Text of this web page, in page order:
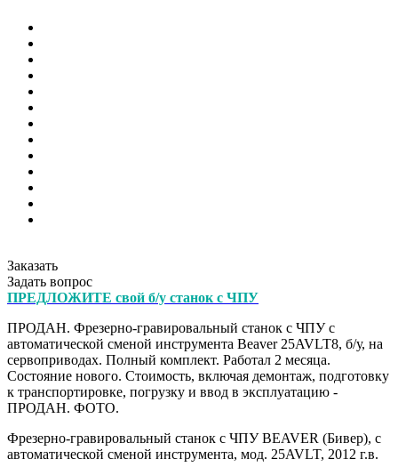
Заказать
Задать вопрос
ПРЕДЛОЖИТЕ свой б/у станок с ЧПУ
ПРОДАН. Фрезерно-гравировальный станок с ЧПУ с
автоматической сменой инструмента Beaver 25AVLT8, б/у, на
сервоприводах. Полный комплект. Работал 2 месяца.
Состояние нового. Стоимость, включая демонтаж, подготовку
к транспортировке, погрузку и ввод в эксплуатацию -
ПРОДАН. ФОТО.
Фрезерно-гравировальный станок с ЧПУ BEAVER (Бивер), с
автоматической сменой инструмента, мод. 25AVLT, 2012 г.в.